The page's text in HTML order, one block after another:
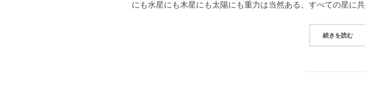
にも水星にも木星にも太陽にも重力は当然ある。すべての星に
続きを読む“順